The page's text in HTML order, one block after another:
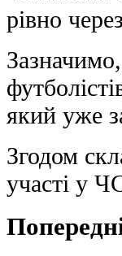
рівно
який уже
Згодом
участі у